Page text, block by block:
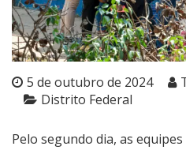
5 de outubro de 2024
Distrito Federal
Pelo segundo dia, as